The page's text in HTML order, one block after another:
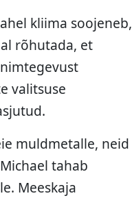
kliima soojeneb,
rõhutada, et
valitsuse
muldmetalle, neid
tahab
Meeskaja